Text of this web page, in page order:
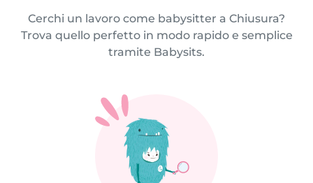
Cerchi un lavoro come babysitter a Chiusura?
Trova quello perfetto in modo rapido e semplice
tramite Babysits.